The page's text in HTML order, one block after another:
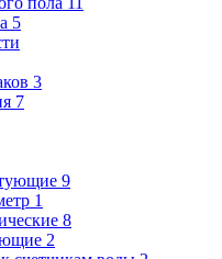
5
3
7
9
1
8
2